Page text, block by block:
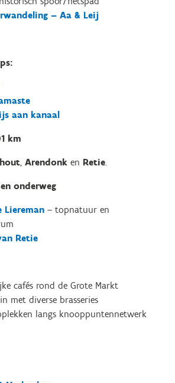
– Aa & Leij
aan kanaal
km
, Arendonk en Retie.
onderweg
Liereman – topnatuur en
Retie
cafés rond de Grote Markt
met diverse brasseries
langs knooppuntennetwerk